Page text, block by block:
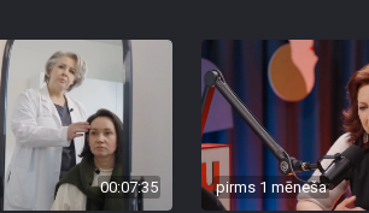
00:07:35 pirms 1 mēneša